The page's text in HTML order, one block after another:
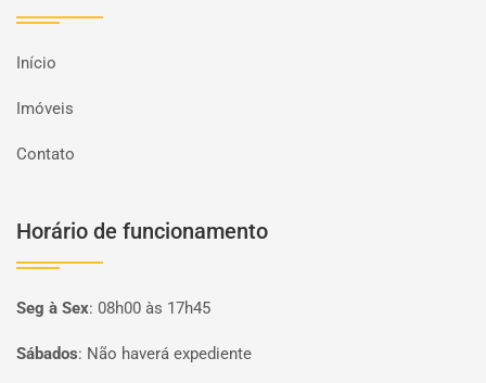
Início
Imóveis
Contato
Horário de funcionamento
Seg à Sex: 08h00 às 17h45
Sábados: Não haverá expediente